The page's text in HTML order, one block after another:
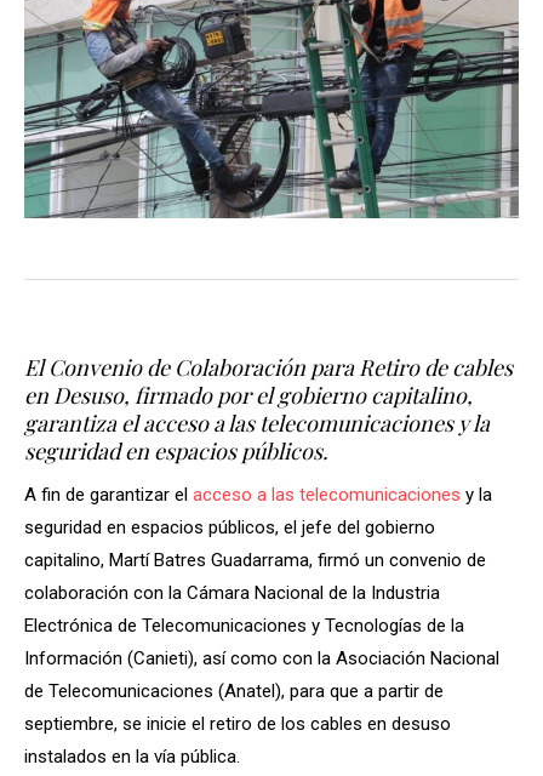
El Convenio de Colaboración para Retiro de cables
en Desuso, firmado por el gobierno capitalino,
garantiza el acceso a las telecomunicaciones y la
seguridad en espacios públicos.
A fin de garantizar el acceso a las telecomunicaciones y la
seguridad en espacios públicos, el jefe del gobierno
capitalino, Martí Batres Guadarrama, firmó un convenio de
colaboración con la Cámara Nacional de la Industria
Electrónica de Telecomunicaciones y Tecnologías de la
Información (Canieti), así como con la Asociación Nacional
de Telecomunicaciones (Anatel), para que a partir de
septiembre, se inicie el retiro de los cables en desuso
instalados en la vía pública.